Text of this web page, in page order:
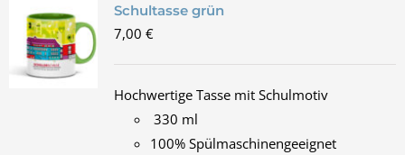
Schultasse grün
7,00 €
Hochwertige Tasse mit Schulmotiv
330 ml
100% Spülmaschinengeeignet